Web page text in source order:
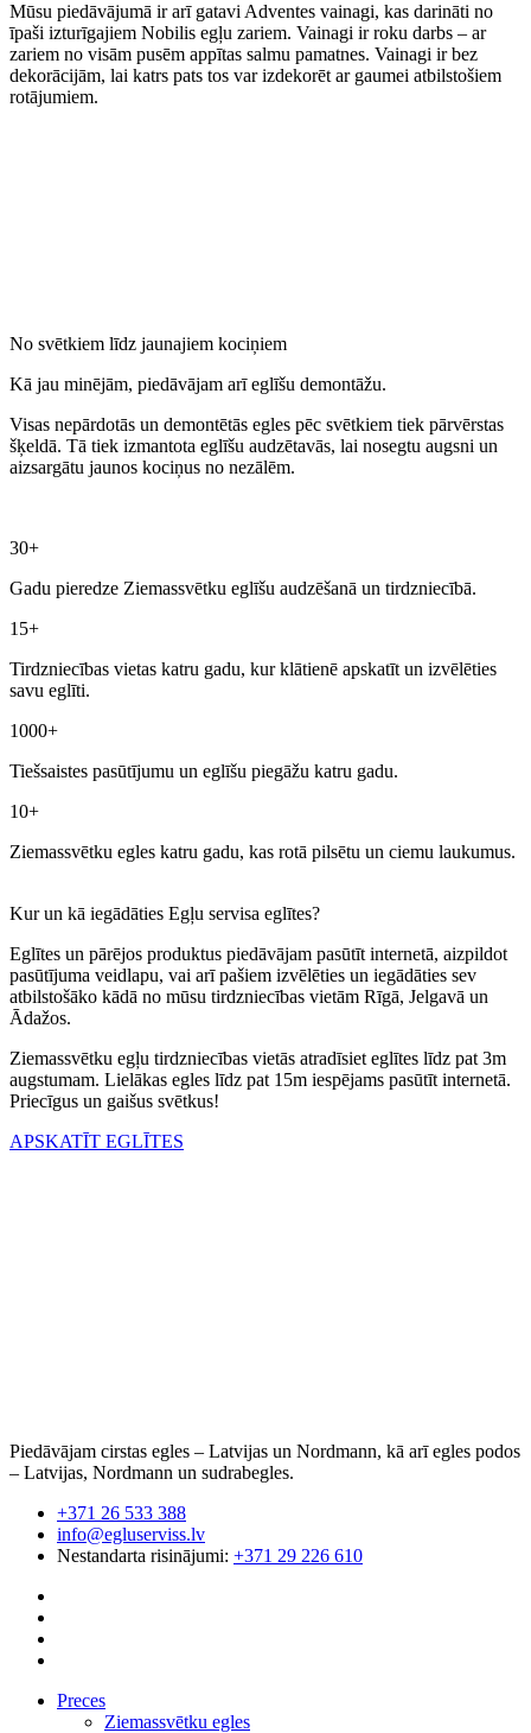
Mūsu piedāvājumā ir arī gatavi Adventes vainagi, kas darināti no
īpaši izturīgajiem Nobilis egļu zariem. Vainagi ir roku darbs – ar
zariem no visām pusēm appītas salmu pamatnes. Vainagi ir bez
dekorācijām, lai katrs pats tos var izdekorēt ar gaumei atbilstošiem
rotājumiem.
No svētkiem līdz jaunajiem kociņiem
Kā jau minējām, piedāvājam arī eglīšu demontāžu.
Visas nepārdotās un demontētās egles pēc svētkiem tiek pārvērstas
šķeldā. Tā tiek izmantota eglīšu audzētavās, lai nosegtu augsni un
aizsargātu jaunos kociņus no nezālēm.
30+
Gadu pieredze Ziemassvētku eglīšu audzēšanā un tirdzniecībā.
15+
Tirdzniecības vietas katru gadu, kur klātienē apskatīt un izvēlēties
savu eglīti.
1000+
Tiešsaistes pasūtījumu un eglīšu piegāžu katru gadu.
10+
Ziemassvētku egles katru gadu, kas rotā pilsētu un ciemu laukumus.
Kur un kā iegādāties Egļu servisa eglītes?
Eglītes un pārējos produktus piedāvājam pasūtīt internetā, aizpildot
pasūtījuma veidlapu, vai arī pašiem izvēlēties un iegādāties sev
atbilstošāko kādā no mūsu tirdzniecības vietām Rīgā, Jelgavā un
Ādažos.
Ziemassvētku egļu tirdzniecības vietās atradīsiet eglītes līdz pat 3m
augstumam. Lielākas egles līdz pat 15m iespējams pasūtīt internetā.
Priecīgus un gaišus svētkus!
APSKATĪT EGLĪTES
Piedāvājam cirstas egles – Latvijas un Nordmann, kā arī egles podos
– Latvijas, Nordmann un sudrabegles.
+371 26 533 388
info@egluserviss.lv
Nestandarta risinājumi: +371 29 226 610
Preces
Ziemassvētku egles